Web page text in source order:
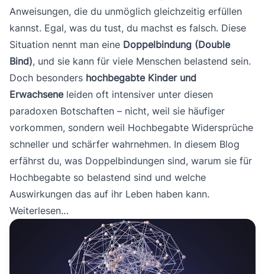
Anweisungen, die du unmöglich gleichzeitig erfüllen
kannst. Egal, was du tust, du machst es falsch. Diese
Situation nennt man eine Doppelbindung (Double
Bind), und sie kann für viele Menschen belastend sein.
Doch besonders hochbegabte Kinder und
Erwachsene leiden oft intensiver unter diesen
paradoxen Botschaften – nicht, weil sie häufiger
vorkommen, sondern weil Hochbegabte Widersprüche
schneller und schärfer wahrnehmen. In diesem Blog
erfährst du, was Doppelbindungen sind, warum sie für
Hochbegabte so belastend sind und welche
Auswirkungen das auf ihr Leben haben kann.
Weiterlesen…